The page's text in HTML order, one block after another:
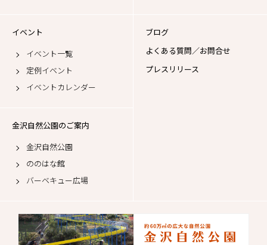
イベント
イベント一覧
定例イベント
イベントカレンダー
ブログ
よくある質問／お問合せ
プレスリリース
金沢自然公園のご案内
金沢自然公園
ののはな館
バーベキュー広場